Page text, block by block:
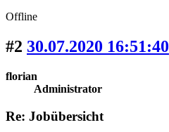
Offline
#2 30.07.2020 16:51:40
florian
Administrator
Re: Jobübersicht